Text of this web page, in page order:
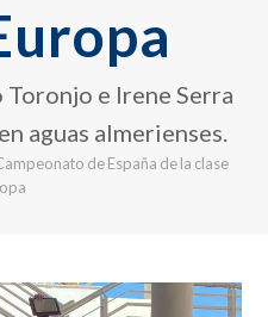
Toronjo e Irene Serra
aguas almerienses.
de España de la clase